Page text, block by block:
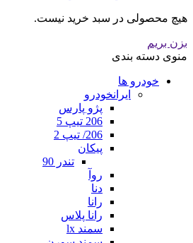
هیچ محصولی در سبد خرید نیست.
بزن بریم
منوی دسته بندی
خودرو ها
ایرانخودرو
پژو پارس
206 تیپ 5
206/ تیپ 2
پیکان
تندر 90
روآ
دنا
رانا
رانا پلاس
سمند lx